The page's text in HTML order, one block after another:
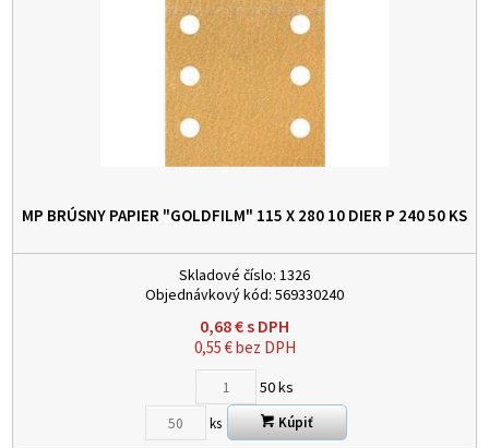
MP BRÚSNY PAPIER "GOLDFILM" 115 X 280 10 DIER P 24050 KS
Skladové číslo: 1326
Objednávkový kód: 569330240
0,68€s DPH
0,55€bez DPH
50ks
ks Kúpiť